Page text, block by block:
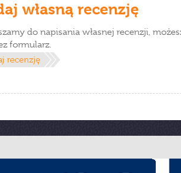
własną recenzję
do napisania własnej recenzji,
formularz.